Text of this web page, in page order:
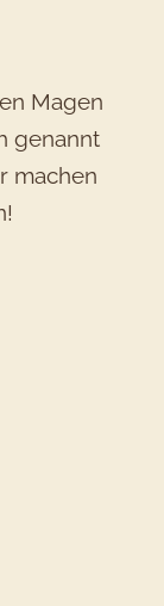
Magen
genannt
machen